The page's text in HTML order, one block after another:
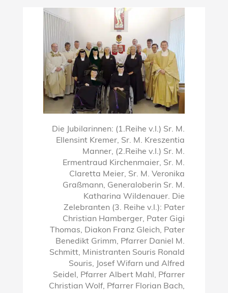
Die Jubilarinnen: (1.Reihe v.l.) Sr. M.
Ellensint Kremer, Sr. M. Kreszentia
Manner, (2.Reihe v.l.) Sr. M.
Ermentraud Kirchenmaier, Sr. M.
Claretta Meier, Sr. M. Veronika
Graßmann, Generaloberin Sr. M.
Katharina Wildenauer. Die
Zelebranten (3. Reihe v.l.): Pater
Christian Hamberger, Pater Gigi
Thomas, Diakon Franz Gleich, Pater
Benedikt Grimm, Pfarrer Daniel M.
Schmitt, Ministranten Souris Ronald
Souris, Josef Wifarn und Alfred
Seidel, Pfarrer Albert Mahl, Pfarrer
Christian Wolf, Pfarrer Florian Bach,